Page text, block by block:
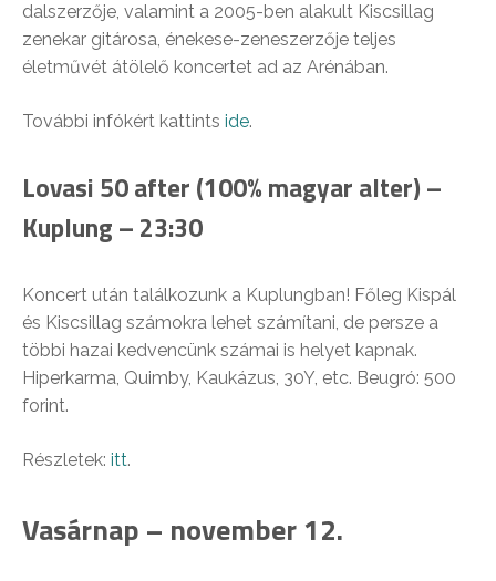
dalszerzője, valamint a 2005-ben alakult Kiscsillag
zenekar gitárosa, énekese-zeneszerzője teljes
életművét átölelő koncertet ad az Arénában.
További infókért kattints ide.
Lovasi 50 after (100% magyar alter) –
Kuplung – 23:30
Koncert után találkozunk a Kuplungban! Főleg Kispál
és Kiscsillag számokra lehet számítani, de persze a
többi hazai kedvencünk számai is helyet kapnak.
Hiperkarma, Quimby, Kaukázus, 30Y, etc. Beugró: 500
forint.
Részletek: itt.
Vasárnap – november 12.